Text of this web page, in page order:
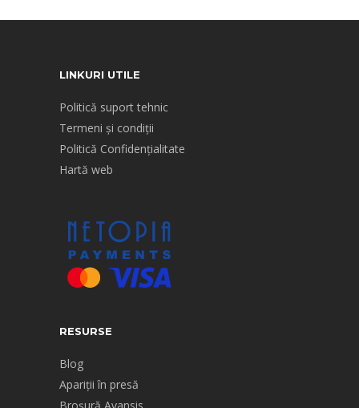
LINKURI UTILE
Politică suport tehnic
Termeni și condiții
Politică Confidențialitate
Hartă web
RESURSE
Blog
Apariții în presă